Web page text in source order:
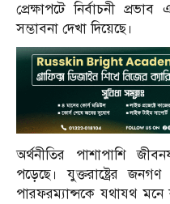
প্রেক্ষাপটে নির্বাচনী
সম্ভাবনা দেখা দিয়েছে।
অর্থনীতির পাশাপাশি
পড়েছে। যুক্তরাষ্ট্রের
পারফরম্যান্সকে যথাযথ মনে